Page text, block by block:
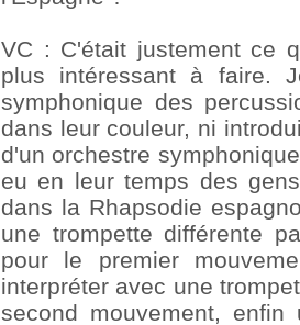
VC : C'était justement ce
plus intéressant à faire.
symphonique des
dans leur couleur, ni
d'un orchestre
eu en leur temps des
dans la Rhapsodie
une trompette différente
pour le premier
interpréter avec une
second mouvement,